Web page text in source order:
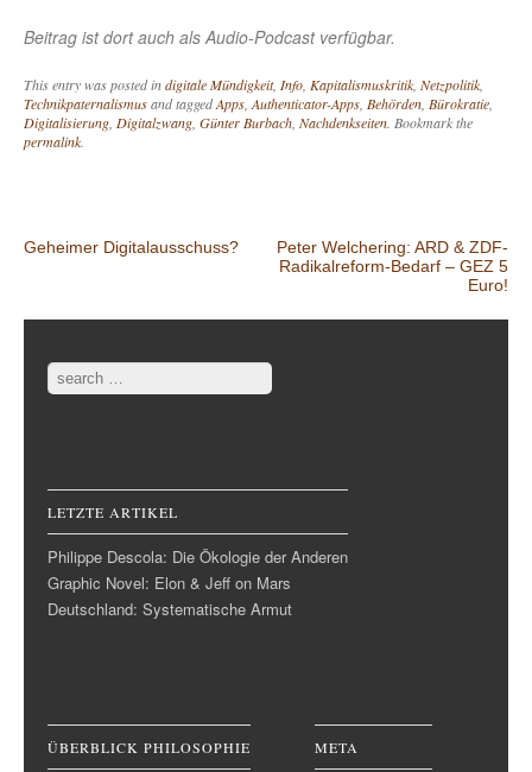
Beitrag ist dort auch als Audio-Podcast verfügbar.
This entry was posted indigitale Mündigkeit, Info, Kapitalismuskritik, Netzpolitik,
Technikpaternalismusand taggedApps,Authenticator-Apps, Behörden, Bürokratie,
Digitalisierung, Digitalzwang, Günter Burbach, Nachdenkseiten. Bookmark the
permalink.
Post navigation
Geheimer Digitalausschuss?
Peter Welchering: ARD & ZDF-
Radikalreform-Bedarf – GEZ 5
Euro!
Search
LETZTE ARTIKEL
Philippe Descola: Die Ökologie der Anderen
Graphic Novel: Elon & Jeff on Mars
Deutschland: Systematische Armut
ÜBERBLICK PHILOSOPHIE META